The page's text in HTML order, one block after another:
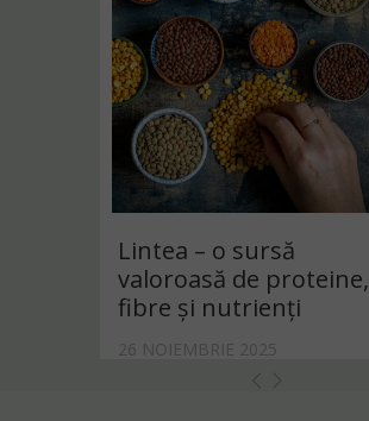
Lintea – o sursă
valoroasă de proteine,
fibre și nutrienți
26 NOIEMBRIE 2025